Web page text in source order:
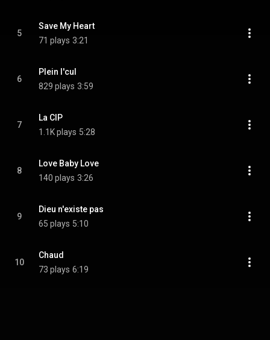
5
Save My Heart
71 plays 3:21
6
Plein l'cul
829 plays 3:59
7
La CIP
1.1K plays 5:28
8
Love Baby Love
140 plays 3:26
9
Dieu n'existe pas
65 plays 5:10
10
Chaud
73 plays 6:19